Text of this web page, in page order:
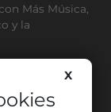
Más Música,
y la
X